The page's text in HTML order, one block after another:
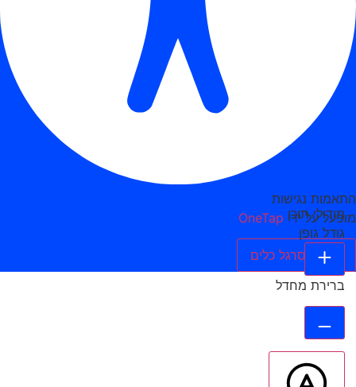
התאמות נגישות
מופעל על ידי OneTap
הסתר סרגל כלים
מודולי תוכן
גודל גופן
ברירת מחדל